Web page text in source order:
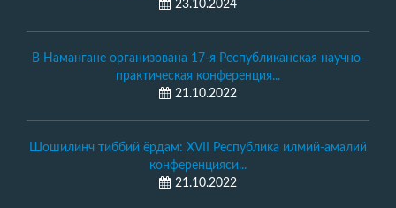
23.10.2024
В Намангане организована 17-я Республиканская научно-
практическая конференция...
21.10.2022
Шошилинч тиббий ёрдам: XVII Республика илмий-амалий
конференцияси...
21.10.2022